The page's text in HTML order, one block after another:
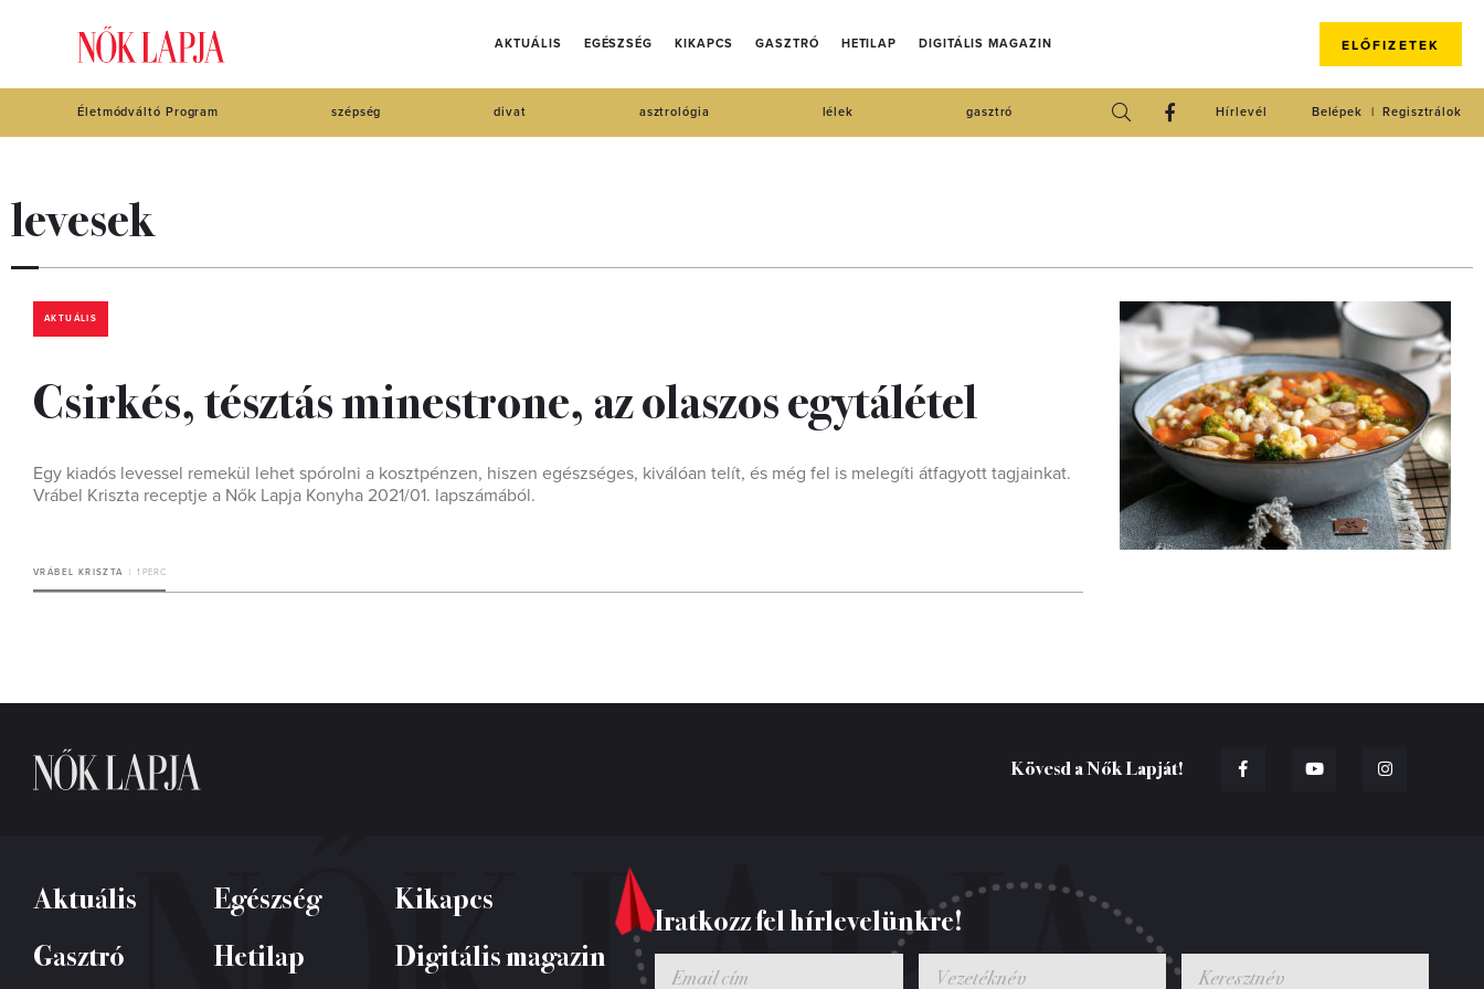
AKTUÁLIS EGÉSZSÉG KIKAPCS GASZTRÓ HETILAP DIGITÁLIS MAGAZIN ELŐFIZETEK
Életmódváltó Program szépség divat asztrológia lélek gasztró Regisztrálok
Belépek
Hírlevél
levesek
AKTUÁLIS
Csirkés, tésztás minestrone, az olaszos egytálétel
Egy kiadós levessel remekül lehet spórolni a kosztpénzen, hiszen egészséges, kiválóan telít, és még fel is melegíti átfagyott tagjainkat.
Vrábel Kriszta receptje a Nők Lapja Konyha 2021/01. lapszámából.
VRÁBEL KRISZTA 1 PERC
Kövesd a Nők Lapját!
Aktuális Egészség
Kikapcs
Gasztró
Hetilap Digitális magazin
Iratkozz fel hírlevelünkre!